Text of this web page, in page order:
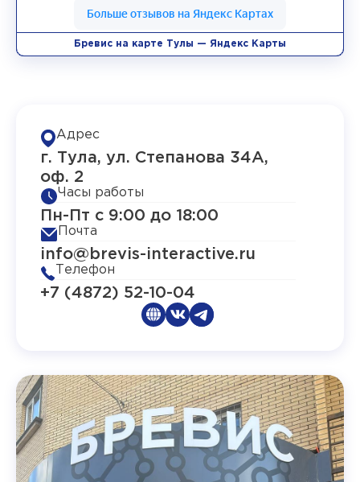
Бревис на карте Тулы — Яндекс Карты
Адрес
г. Тула, ул. Степанова 34А,
оф. 2
Часы работы
Пн-Пт с 9:00 до 18:00
Почта
info@brevis-interactive.ru
Телефон
+7 (4872) 52-10-04